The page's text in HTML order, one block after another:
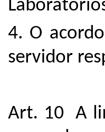
4. O
servidor
Art. 10 A